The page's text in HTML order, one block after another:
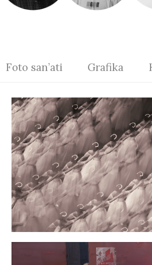
Foto san’ati Grafika